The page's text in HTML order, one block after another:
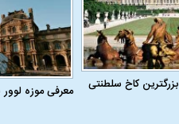
کاخ سلطنتی
معرفی موزه